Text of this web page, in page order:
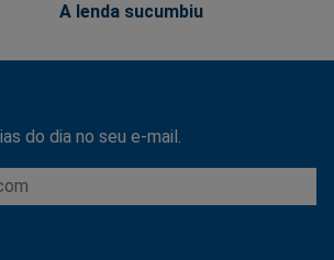
A lenda sucumbiu
do dia no seu e-mail.